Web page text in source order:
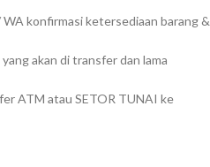
konfirmasi ketersediaan barang &
akan di transfer dan lama
ATM atau SETOR TUNAI ke